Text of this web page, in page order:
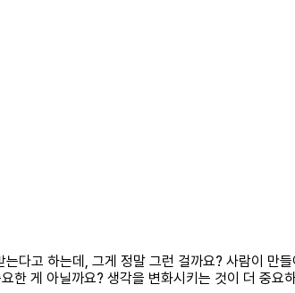
다고 하는데, 그게 정말 그런 걸까요? 사람이
한 게 아닐까요? 생각을 변화시키는 것이 더 중요